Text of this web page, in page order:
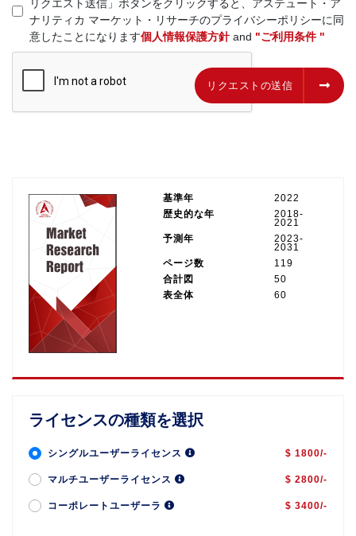
リクエスト送信」ボタンをクリックすると、アステュート・ア
ナリティカ マーケット・リサーチのプライバシーポリシーに同
意したことになります個人情報保護方針and "ご利用条件 "
リクエストの送信 リクエストの送信
基準年
2022
歴史的な年
2018-
2021
予測年
2023-
2031
ページ数
119
合計図
50
表全体
60
ライセンスの種類を選択
シングルユーザーライセンス $ 1800/-
マルチユーザーライセンス $ 2800/-
コーポレートユーザーラ $ 3400/-